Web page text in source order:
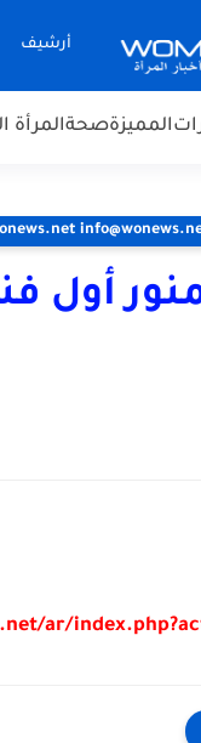
أرشيف
المميزةصحةالمرأة
أول
ar/